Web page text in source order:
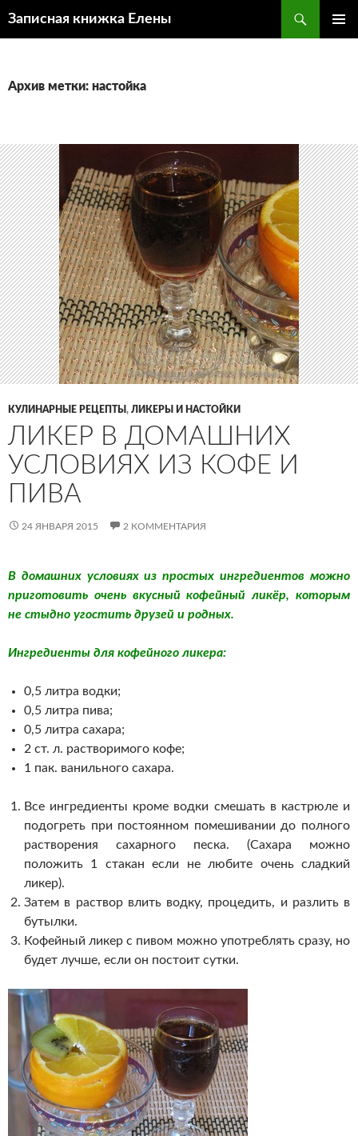
Записная книжка Елены
Архив метки: настойка
КУЛИНАРНЫЕ РЕЦЕПТЫ , ЛИКЕРЫ И НАСТОЙКИ
ЛИКЕР В ДОМАШНИХ
УСЛОВИЯХ ИЗ КОФЕ И
ПИВА
24 ЯНВАРЯ 2015 2 КОММЕНТАРИЯ
В домашних условиях из простых ингредиентов можно
приготовить очень вкусный кофейный ликёр, которым
не стыдно угостить друзей и родных.
Ингредиенты для кофейного ликера:
0,5 литра водки;
0,5 литра пива;
0,5 литра сахара;
2 ст. л. растворимого кофе;
1 пак. ванильного сахара.
Все ингредиенты кроме водки смешать в кастрюле и
подогреть при постоянном помешивании до полного
растворения сахарного песка. (Сахара можно
положить 1 стакан если не любите очень сладкий
ликер).
Затем в раствор влить водку, процедить, и разлить в
бутылки.
Кофейный ликер с пивом можно употреблять сразу, но
будет лучше, если он постоит сутки.